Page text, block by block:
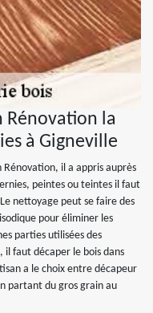
Rénovation la
à Gigneville
Rénovation, il a appris auprès
peintes ou teintes il faut
nettoyage peut se faire des
pour éliminer les
parties utilisées des
il faut décaper le bois dans
a le choix entre décapeur
partant du gros grain au